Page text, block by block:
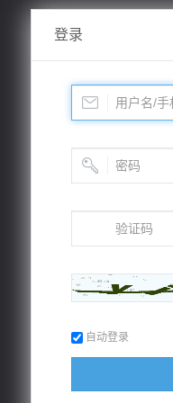
登录
自动登录